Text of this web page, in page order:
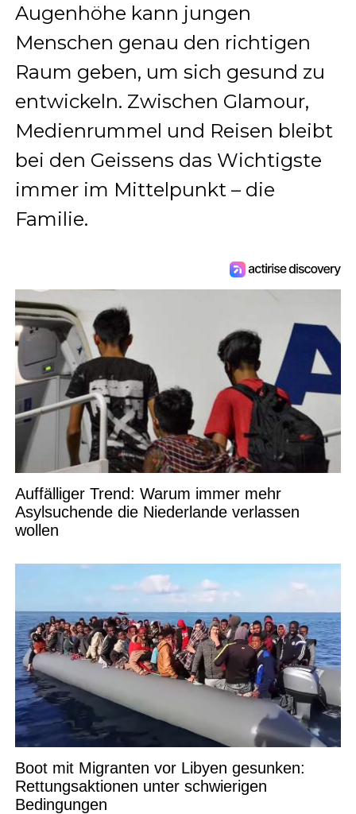
Augenhöhe kann jungen
Menschen genau den richtigen
Raum geben, um sich gesund zu
entwickeln. Zwischen Glamour,
Medienrummel und Reisen bleibt
bei den Geissens das Wichtigste
immer im Mittelpunkt – die
Familie.
Auffälliger Trend: Warum immer mehr
Asylsuchende die Niederlande verlassen
wollen
Boot mit Migranten vor Libyen gesunken:
Rettungsaktionen unter schwierigen
Bedingungen